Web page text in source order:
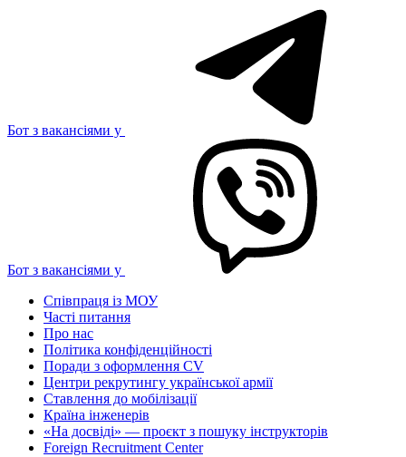
Бот з вакансіями у
Бот з вакансіями у
Співпраця із МОУ
Часті питання
Про нас
Політика конфіденційності
Поради з оформлення CV
Центри рекрутингу української армії
Ставлення до мобілізації
Країна інженерів
«На досвіді» — проєкт з пошуку інструкторів
Foreign Recruitment Center